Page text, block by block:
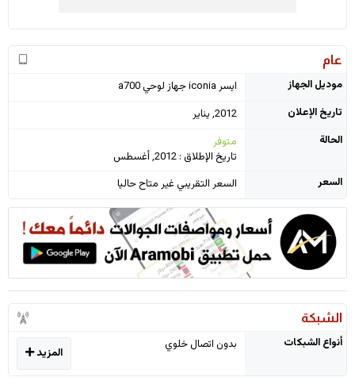
عام
موديل الجهاز
ايسر iconia جهاز لوحي a700
تاريخ الإعلان
2012, يناير
الحالة
متوفر
تاريخ الإطلاق : 2012, أغسطس
السعر
السعر التقريبي غير متاح حاليا
الشبكة
أنواع الشبكات بدون اتصال خلوي
المزيد